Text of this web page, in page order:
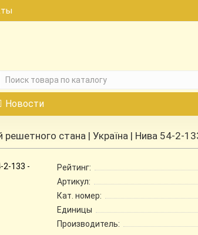
Новости
стана | Україна | Нива 54-2-
Рейтинг:
Артикул:
Кат. номер:
Единицы
Производитель: